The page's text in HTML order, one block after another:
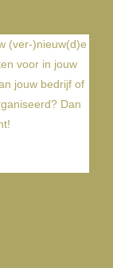
(ver-)nieuw(d)e
voor in jouw
jouw bedrijf of
Dan